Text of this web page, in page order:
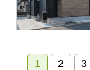
1 2 3